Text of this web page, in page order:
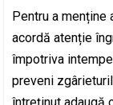
Pentru a
acordă atenție
împotriva
preveni
întreținut adaugă